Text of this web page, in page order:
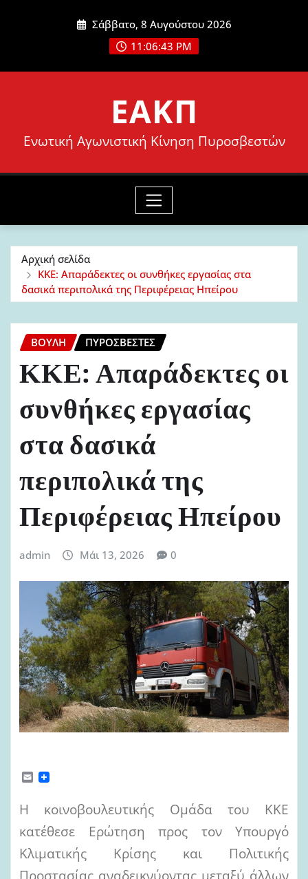
Σάββατο, 8 Αυγούστου 2026
11:06:44 PM
ΕΑΚΠ
Ενωτική Αγωνιστική Κίνηση Πυροσβεστών
Αρχική σελίδα
ΚΚΕ: Απαράδεκτες οι συνθήκες εργασίας στα
δασικά περιπολικά της Περιφέρειας Ηπείρου
ΒΟΥΛΉ ΠΥΡΟΣΒΈΣΤΕΣ
ΚΚΕ: Απαράδεκτες οι
συνθήκες εργασίας
στα δασικά
περιπολικά της
Περιφέρειας Ηπείρου
admin Μάι 13, 2026 0
E
Η κοινοβουλευτικής Ομάδα του ΚΚΕ
κατέθεσε Ερώτηση προς τον Υπουργό
Κλιματικής Κρίσης και Πολιτικής